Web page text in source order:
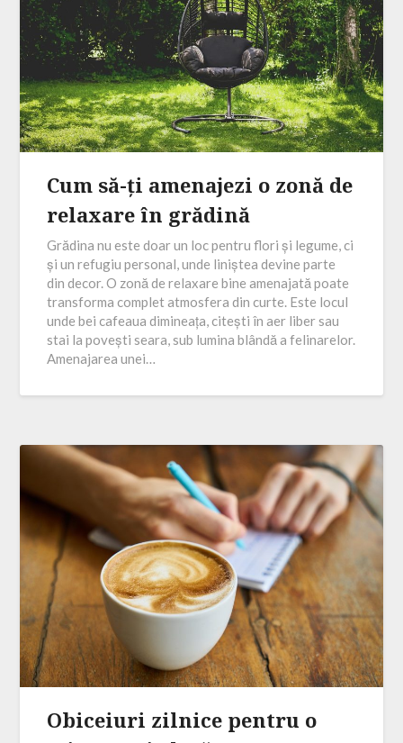
Cum să-ți amenajezi o zonă de
relaxare în grădină
Grădina nu este doar un loc pentru flori și legume, ci
și un refugiu personal, unde liniștea devine parte
din decor. O zonă de relaxare bine amenajată poate
transforma complet atmosfera din curte. Este locul
unde bei cafeaua dimineața, citești în aer liber sau
stai la povești seara, sub lumina blândă a felinarelor.
Amenajarea unei…
Obiceiuri zilnice pentru o